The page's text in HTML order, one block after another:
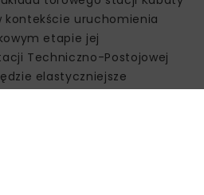
kontekście uruchomienia
etapie jej
Techniczno-Postojowej
elastyczniejsze